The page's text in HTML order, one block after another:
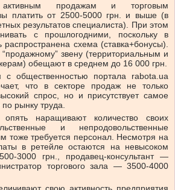
продажам и торговым
платить от 2500-5000 грн. и выше (в
результатов специалиста). При этом
с прошлогодними, поскольку в
схема (ставка+бонусы).
звену (территориальным и
обещают в среднем до 16 000 грн.
общественностью портала rabota.ua
что в секторе продаж не только
спрос, но и присутствует самое
рынку труда.
наращивают количество своих
и непродовольственные
тоже требуется персонал. Несмотря на
в ретейле остаются на невысоком
3000 грн., продавец-консультант —
торгового зала — 3500-4000